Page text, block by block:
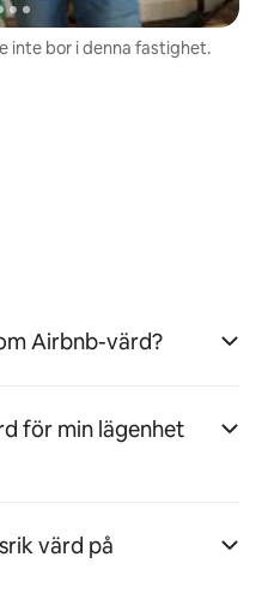
inte bor i denna fastighet.
Airbnb-värd?
för min lägenhet
värd på